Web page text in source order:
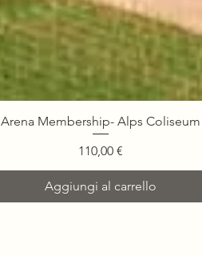
Arena Membership- Alps Coliseum
Prezzo
110,00 €
Aggiungi al carrello